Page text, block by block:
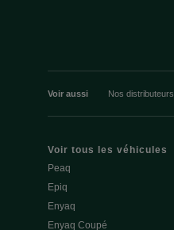
Voir aussi Nos distributeurs
Voir tous les véhicules
Peaq
Epiq
Enyaq
Enyaq Coupé